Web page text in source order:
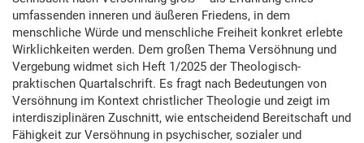
umfassenden inneren und äußeren Friedens, in dem
menschliche Würde und menschliche Freiheit konkret erlebte
Wirklichkeiten werden. Dem großen Thema Versöhnung und
Vergebung widmet sich Heft 1/2025 der Theologisch-
praktischen Quartalschrift. Es fragt nach Bedeutungen von
Versöhnung im Kontext christlicher Theologie und zeigt im
interdisziplinären Zuschnitt, wie entscheidend Bereitschaft und
Fähigkeit zur Versöhnung in psychischer, sozialer und